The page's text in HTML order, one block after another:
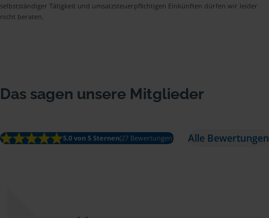
selbstständiger Tätigkeit und umsatzsteuerpflichtigen Einkünften dürfen wir leider
nicht beraten.
Das sagen unsere Mitglieder
5.0 von 5 Sternen(27 Bewertungen) Alle Bewertungen